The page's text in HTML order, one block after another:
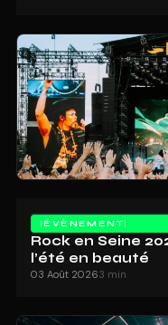
ÉVÈNEMENT
Rock en Seine
l’été en beauté
03 Août 20263 min